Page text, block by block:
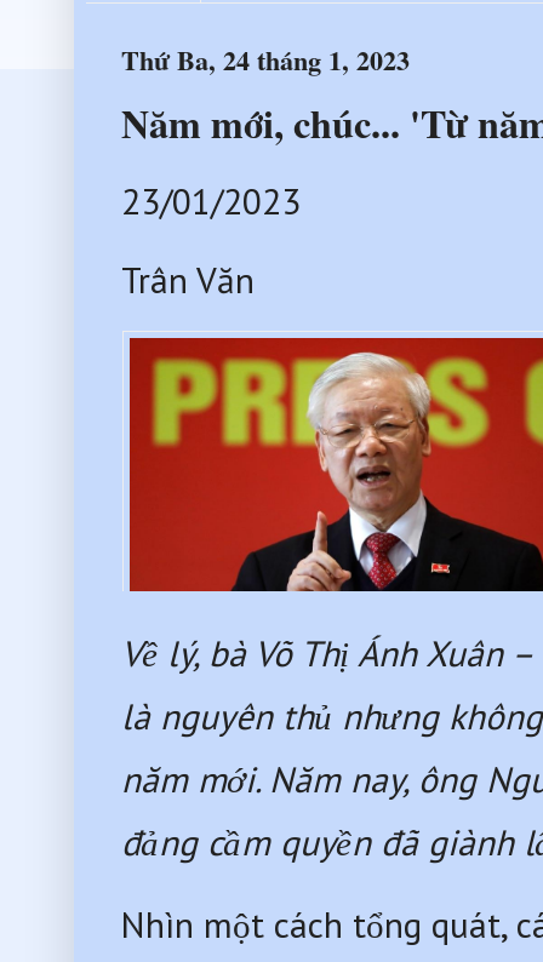
Thứ Ba, 24 tháng 1, 2023
Năm mới, chúc... 'Từ
23/01/2023
Trân Văn
Về lý, bà Võ Thị Ánh Xuân
là nguyên thủ nhưng
năm mới. Năm nay, ông
đảng cầm quyền đã giành
Nhìn một cách tổng quát,